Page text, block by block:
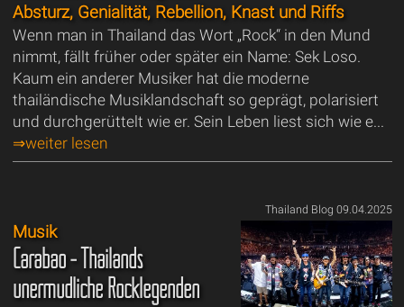
Absturz, Genialität, Rebellion, Knast und Riffs
Wenn man in Thailand das Wort „Rock“ in den Mund
nimmt, fällt früher oder später ein Name: Sek Loso.
Kaum ein anderer Musiker hat die moderne
thailändische Musiklandschaft so geprägt, polarisiert
und durchgerüttelt wie er. Sein Leben liest sich wie e...
⇒weiter lesen
Thailand Blog 09.04.2025
Musik
Carabao - Thailands
unermüdliche Rocklegenden